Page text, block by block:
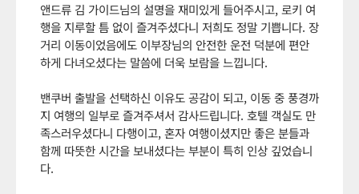
앤드류 김 가이드님의 설명을 재미있게 들어주시고, 로키 여
행을 지루할 틈 없이 즐겨주셨다니 저희도 정말 기쁩니다. 장
거리 이동이었음에도 이부장님의 안전한 운전 덕분에 편안
하게 다녀오셨다는 말씀에 더욱 보람을 느낍니다.
밴쿠버 출발을 선택하신 이유도 공감이 되고, 이동 중 풍경까
지 여행의 일부로 즐겨주셔서 감사드립니다. 호텔 객실도 만
족스러우셨다니 다행이고, 혼자 여행이셨지만 좋은 분들과
함께 따뜻한 시간을 보내셨다는 부분이 특히 인상 깊었습니
다.